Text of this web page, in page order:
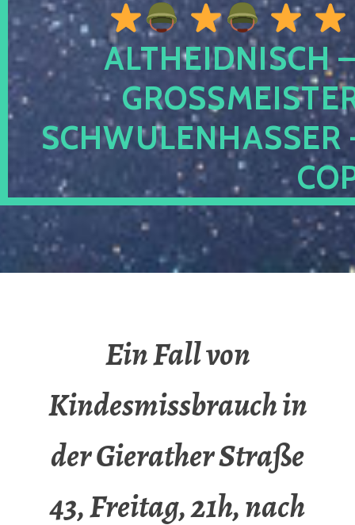
ALTHEIDNISCH
CHWULENHASSER
Ein Fall von
Kindesmissbrauch in
der Gierather Straße
43, Freitag, 21h, nach